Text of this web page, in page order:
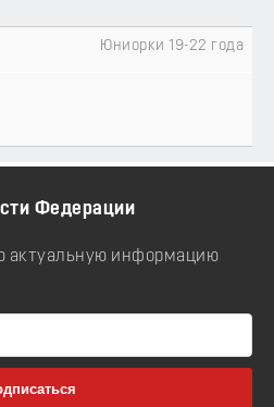
Юниорки 19-22 года
Федерации
актуальную информацию